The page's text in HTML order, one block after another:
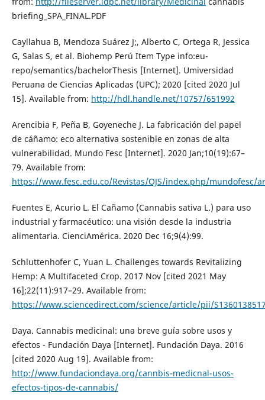
briefing_SPA_FINAL.PDF
Cayllahua B, Mendoza Suárez J;, Alberto C, Ortega R, Jessica
G, Salas S, et al. Biohemp Perú Item Type info:eu-
repo/semantics/bachelorThesis [Internet]. Umiversidad
Peruana de Ciencias Aplicadas (UPC); 2020 [cited 2020 Jul
15]. Available from: http://hdl.handle.net/10757/651992
Arencibia F, Peña B, Goyeneche J. La fabricación del papel
de cáñamo: eco alternativa sostenible en zonas de alta
vulnerabilidad. Mundo Fesc [Internet]. 2020 Jan;10(19):67–
79. Available from:
https://www.fesc.edu.co/Revistas/OJS/index.php/mundofesc/
Fuentes E, Acurio L. El Cañamo (Cannabis sativa L.) para uso
industrial y farmacéutico: una visión desde la industria
alimentaria. CienciAmérica. 2020 Dec 16;9(4):99.
Schluttenhofer C, Yuan L. Challenges towards Revitalizing
Hemp: A Multifaceted Crop. 2017 Nov [cited 2021 May
16];22(11):917–29. Available from:
https://www.sciencedirect.com/science/article/pii/
Daya. Cannabis medicinal: una breve guía sobre usos y
efectos - Fundación Daya [Internet]. Fundación Daya. 2016
[cited 2020 Aug 19]. Available from:
http://www.fundaciondaya.org/cannbis-medicnal-usos-
efectos-tipos-de-cannabis/